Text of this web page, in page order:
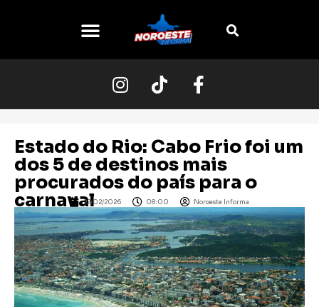
Estado do Rio: Cabo Frio foi um
dos 5 de destinos mais
procurados do país para o
carnaval22/02/2026 08:00 Noroeste Informa